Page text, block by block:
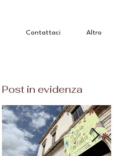
Contattaci Altro
Post in evidenza